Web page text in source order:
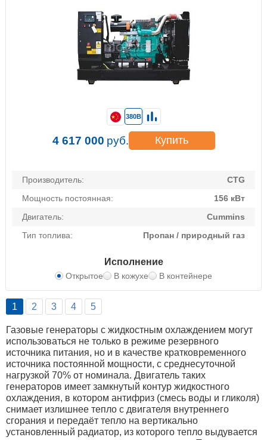
Производитель:
CTG
Мощность постоянная:
156 кВт
Двигатель:
Cummins
Тип топлива:
Пропан / природный газ
Исполнение
Открытое В кожухе В контейнере
380В
4 617 000 руб. Купить
1 2 3 4 5
Газовые генераторы с жидкостным охлаждением могут
использоваться не только в режиме резервного
источника питания, но и в качестве кратковременного
источника постоянной мощности, с среднесуточной
нагрузкой 70% от номинала. Двигатель таких
генераторов имеет замкнутый контур жидкостного
охлаждения, в котором антифриз (смесь воды и гликоля)
снимает излишнее тепло с двигателя внутреннего
сгорания и передаёт тепло на вертикально
установленный радиатор, из которого тепло выдувается